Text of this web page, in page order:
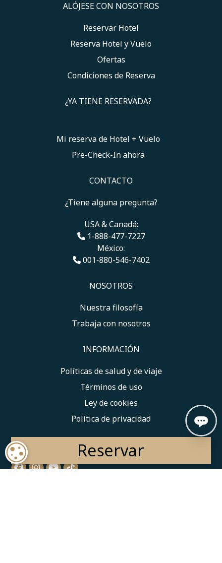
ALÓJESE CON NOSOTROS
Reservar Hotel
Reserva Hotel y Vuelo
Ofertas
Condiciones de Reserva
¿YA TIENE RESERVADA?
Mi reserva de Hotel + Vuelo
Pre-Check-In ahora
CONTACTO
¿Tiene alguna pregunta?
USA & Canadá:
1-888-477-7227
México:
001-880-546-7402
NOSOTROS
Nuestra filosofía
Trabaja con nosotros
INFORMACIÓN
Políticas de salud y de viaje
Términos de uso
Ley de cookies
Política de privacidad
Manténgase conectado:
Reservar
COOKIE SETTINGS